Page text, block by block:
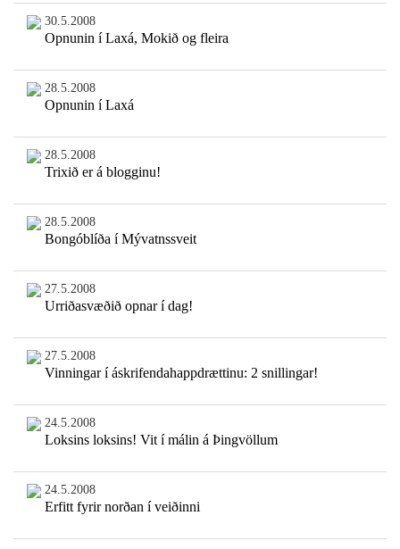
30.5.2008
Opnunin í Laxá, Mokið og fleira
28.5.2008
Opnunin í Laxá
28.5.2008
Trixið er á blogginu!
28.5.2008
Bongóblíða í Mývatnssveit
27.5.2008
Urriðasvæðið opnar í dag!
27.5.2008
Vinningar í áskrifendahappdrættinu: 2 snillingar!
24.5.2008
Loksins loksins! Vit í málin á Þingvöllum
24.5.2008
Erfitt fyrir norðan í veiðinni